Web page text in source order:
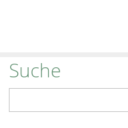
Suche